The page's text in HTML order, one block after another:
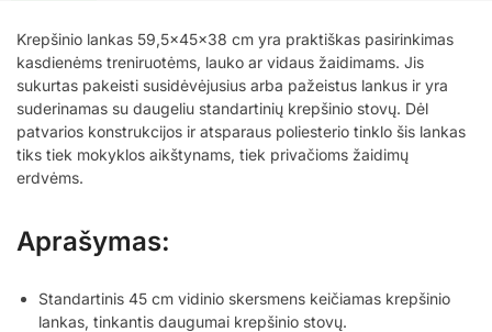
Krepšinio lankas 59,5x45x38 cm yra praktiškas pasirinkimas
kasdienėms treniruotėms, lauko ar vidaus žaidimams. Jis
sukurtas pakeisti susidėvėjusius arba pažeistus lankus ir yra
suderinamas su daugeliu standartinių krepšinio stovų. Dėl
patvarios konstrukcijos ir atsparaus poliesterio tinklo šis lankas
tiks tiek mokyklos aikštynams, tiek privačioms žaidimų
erdvėms.
Aprašymas:
Standartinis 45 cm vidinio skersmens keičiamas krepšinio
lankas, tinkantis daugumai krepšinio stovų.